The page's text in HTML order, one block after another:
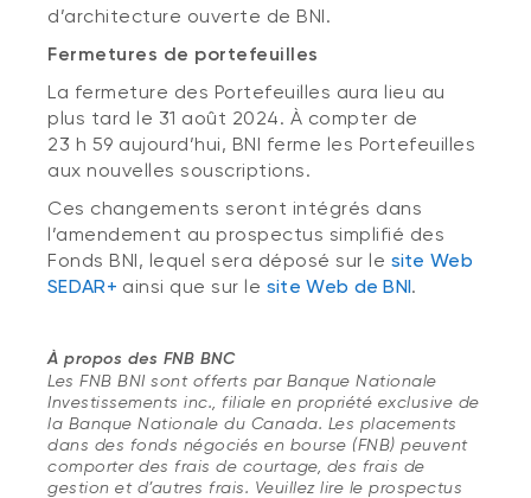
d’architecture ouverte de BNI.
Fermetures de portefeuilles
La fermeture des Portefeuilles aura lieu au
plus tard le 31 août 2024. À compter de
23 h 59 aujourd’hui, BNI ferme les Portefeuilles
aux nouvelles souscriptions.
Ces changements seront intégrés dans
l’amendement au prospectus simplifié des
Fonds BNI, lequel sera déposé sur le site Web
SEDAR+ ainsi que sur le site Web de BNI.
À propos des FNB BNC
Les FNB BNI sont offerts par Banque Nationale
Investissements inc., filiale en propriété exclusive de
la Banque Nationale du Canada. Les placements
dans des fonds négociés en bourse (FNB) peuvent
comporter des frais de courtage, des frais de
gestion et d’autres frais. Veuillez lire le prospectus